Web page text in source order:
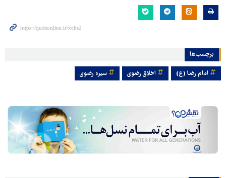
برچسب‌ها
امام رضا (ع) اخلاق رضوی سیره رضوی